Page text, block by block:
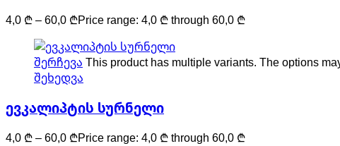
4,0 ₾–60,0 ₾Price range: 4,0 ₾ through 60,0 ₾
შერჩევა This product has multiple variants. The options
შეხედვა
ევკალიპტის სურნელი
4,0 ₾–60,0 ₾Price range: 4,0 ₾ through 60,0 ₾